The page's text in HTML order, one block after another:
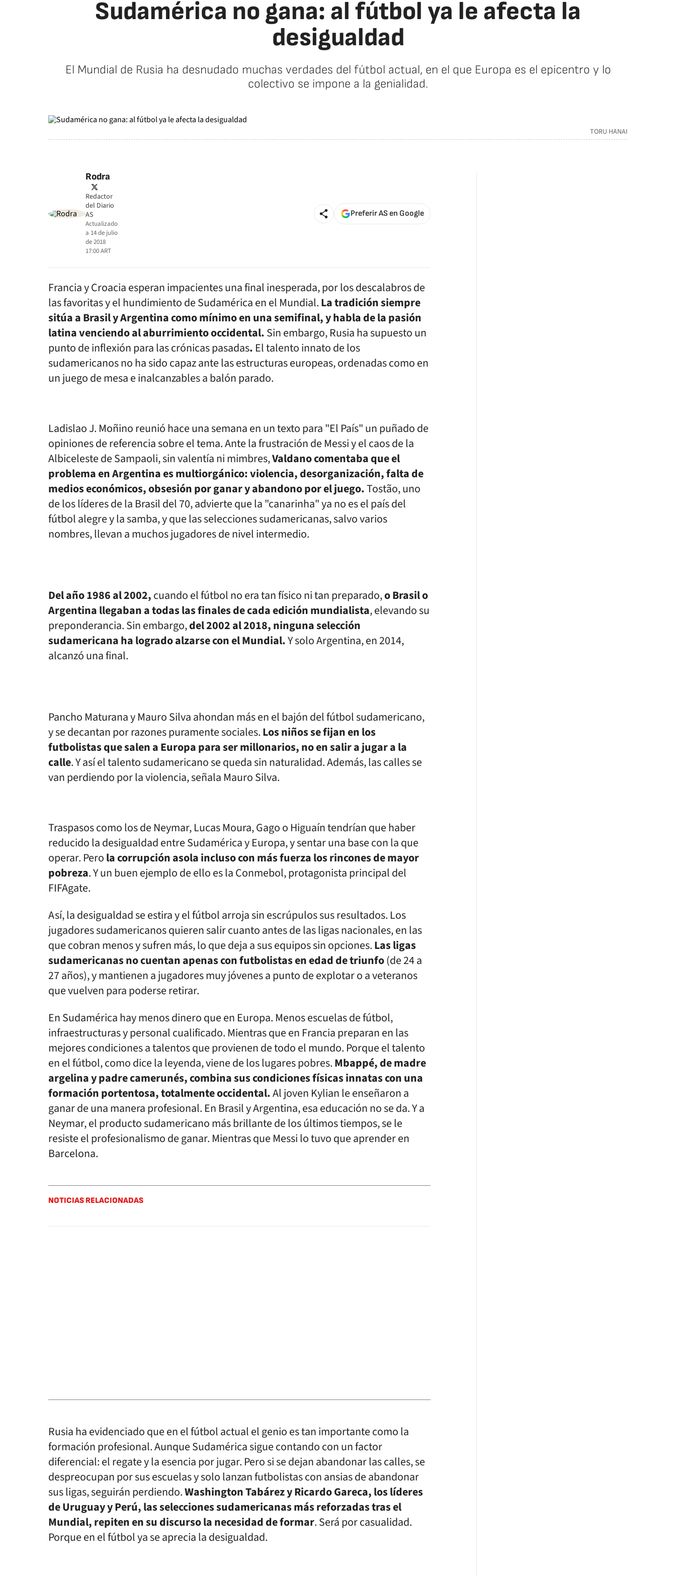
Sudamérica no gana: al fútbol ya le afecta la
desigualdad
El Mundial de Rusia ha desnudado muchas verdades del fútbol actual, en el que Europa es el epicentro y lo
colectivo se impone a la genialidad.
TORU HANAI
Rodra
twitter
Redactor
del Diario
AS
Actualizado
a 14 de julio
de 2018
17:00ART
Preferir AS en Google
Francia y Croacia esperan impacientes una final inesperada, por los descalabros de
las favoritas y el hundimiento de Sudamérica en el Mundial.La tradición siempre
sitúa a Brasil y Argentina como mínimo en una semifinal, y habla de la pasión
latina venciendo al aburrimiento occidental.Sin embargo, Rusia ha supuesto un
punto de inflexión para las crónicas pasadas. El talento innato de los
sudamericanos no ha sido capaz ante las estructuras europeas, ordenadas como en
un juego de mesa e inalcanzables a balón parado.
Ladislao J. Moñino reunió hace una semana en un texto para "El País" un puñado de
opiniones de referencia sobre el tema. Ante la frustración de Messi y el caos de la
Albiceleste de Sampaoli, sin valentía ni mimbres,Valdano comentaba que el
problema en Argentina es multiorgánico: violencia, desorganización, falta de
medios económicos, obsesión por ganar y abandono por el juego.Tostão, uno
de los líderes de la Brasil del 70, advierte que la "canarinha" ya no es el país del
fútbol alegre y la samba, y que las selecciones sudamericanas, salvo varios
nombres, llevan a muchos jugadores de nivel intermedio.
Del año 1986 al 2002,cuando el fútbol no era tan físico ni tan preparado,o Brasil o
Argentina llegaban a todas las finales de cada edición mundialista, elevando su
preponderancia. Sin embargo,del 2002 al 2018, ninguna selección
sudamericana ha logrado alzarse con el Mundial.Y solo Argentina, en 2014,
alcanzó una final.
Pancho Maturana y Mauro Silva ahondan más en el bajón del fútbol sudamericano,
y se decantan por razones puramente sociales.Los niños se fijan en los
futbolistas que salen a Europa para ser millonarios, no en salir a jugar a la
calle. Y así el talento sudamericano se queda sin naturalidad. Además, las calles se
van perdiendo por la violencia, señala Mauro Silva.
Traspasos como los de Neymar, Lucas Moura, Gago o Higuaín tendrían que haber
reducido la desigualdad entre Sudamérica y Europa, y sentar una base con la que
operar. Perola corrupción asola incluso con más fuerza los rincones de mayor
pobreza. Y un buen ejemplo de ello es la Conmebol, protagonista principal del
FIFAgate.
Así, la desigualdad se estira y el fútbol arroja sin escrúpulos sus resultados. Los
jugadores sudamericanos quieren salir cuanto antes de las ligas nacionales, en las
que cobran menos y sufren más, lo que deja a sus equipos sin opciones.Las ligas
sudamericanas no cuentan apenas con futbolistas en edad de triunfo(de 24 a
27 años), y mantienen a jugadores muy jóvenes a punto de explotar o a veteranos
que vuelven para poderse retirar.
En Sudamérica hay menos dinero que en Europa. Menos escuelas de fútbol,
infraestructuras y personal cualificado. Mientras que en Francia preparan en las
mejores condiciones a talentos que provienen de todo el mundo. Porque el talento
en el fútbol, como dice la leyenda, viene de los lugares pobres.Mbappé, de madre
argelina y padre camerunés, combina sus condiciones físicas innatas con una
formación portentosa, totalmente occidental.Al joven Kylian le enseñaron a
ganar de una manera profesional. En Brasil y Argentina, esa educación no se da. Y a
Neymar, el producto sudamericano más brillante de los últimos tiempos, se le
resiste el profesionalismo de ganar. Mientras que Messi lo tuvo que aprender en
Barcelona.
NOTICIAS RELACIONADAS
Rusia ha evidenciado que en el fútbol actual el genio es tan importante como la
formación profesional. Aunque Sudamérica sigue contando con un factor
diferencial: el regate y la esencia por jugar. Pero si se dejan abandonar las calles, se
despreocupan por sus escuelas y solo lanzan futbolistas con ansias de abandonar
sus ligas, seguirán perdiendo.Washington Tabárez y Ricardo Gareca, los líderes
de Uruguay y Perú, las selecciones sudamericanas más reforzadas tras el
Mundial, repiten en su discurso la necesidad de formar. Será por casualidad.
Porque en el fútbol ya se aprecia la desigualdad.